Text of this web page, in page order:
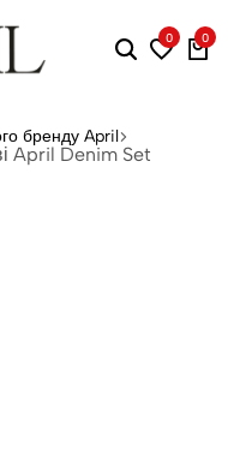
0 0
бренду April
April Denim Set